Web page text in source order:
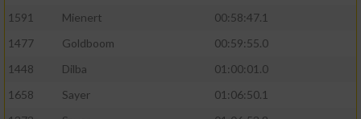
1591
Mienert
00:58:47.1
1477
Goldboom
00:59:55.0
1448
Dilba
01:00:01.0
1658
Sayer
01:06:50.1